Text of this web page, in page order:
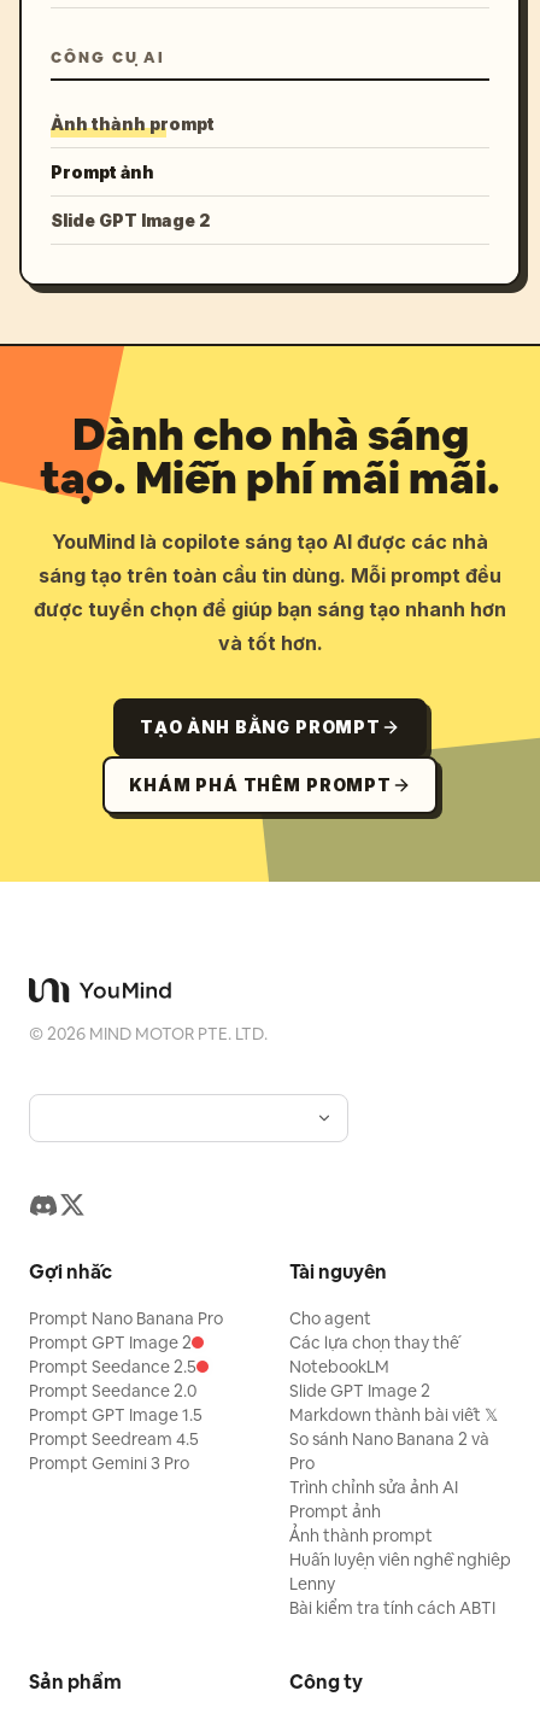
CÔNG CỤ AI
Ảnh thành prompt
Prompt ảnh
Slide GPT Image 2
Dành cho nhà sáng
tạo. Miễn phí mãi mãi.
YouMind là copilote sáng tạo AI được các nhà
sáng tạo trên toàn cầu tin dùng. Mỗi prompt đều
được tuyển chọn để giúp bạn sáng tạo nhanh hơn
và tốt hơn.
TẠO ẢNH BẰNG PROMPT
KHÁM PHÁ THÊM PROMPT
©2026 MIND MOTOR PTE. LTD.
Gợi nhắc
Prompt Nano Banana Pro
Prompt GPT Image 2
Prompt Seedance 2.5
Prompt Seedance 2.0
Prompt GPT Image 1.5
Prompt Seedream 4.5
Prompt Gemini 3 Pro
Tài nguyên
Cho agent
Các lựa chọn thay thế
NotebookLM
Slide GPT Image 2
Markdown thành bài viết 𝕏
So sánh Nano Banana 2 và
Pro
Trình chỉnh sửa ảnh AI
Prompt ảnh
Ảnh thành prompt
Huấn luyện viên nghề nghiệp
Lenny
Bài kiểm tra tính cách ABTI
Sản phẩm Công ty